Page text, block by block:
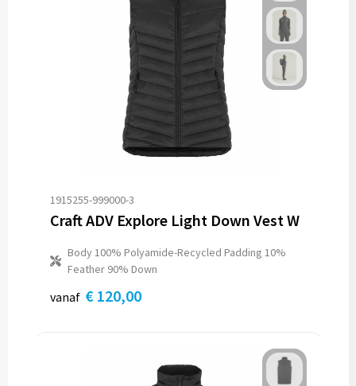
1915255-999000-3
Craft ADV Explore Light Down Vest W
Body 100% Polyamide-Recycled Padding 10%
Feather 90% Down
vanaf € 120,00